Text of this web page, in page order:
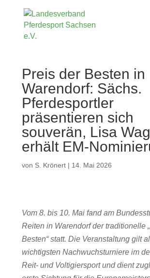
Preis der Besten in
Warendorf: Sächs.
Pferdesportler
präsentieren sich
souverän, Lisa
erhält EM-
von S. Krönert| 14. Mai 2026
Vom 8. bis 10. Mai fand am
Reiten in Warendorf der traditionelle
Besten“ statt. Die Veranstaltung gilt
wichtigsten Nachwuchsturniere im
Reit- und Voltigiersport und dient